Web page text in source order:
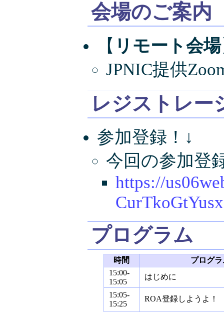
会場のご案内
【 リモート会場
JPNIC提供
レジストレー
参加登録！↓
今回の参加登
https://
プログラム
時間
プログラ
15:00-
15:05
はじめに
15:05-
15:25
ROA登録しようよ！